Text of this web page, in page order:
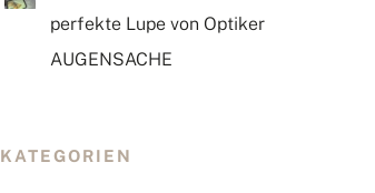
perfekte Lupe von Optiker
AUGENSACHE
KATEGORIEN